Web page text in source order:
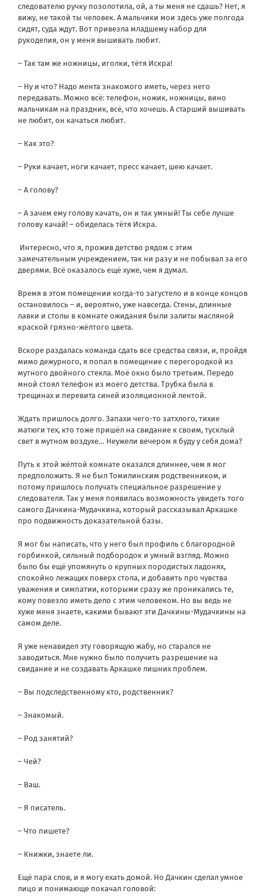
следователю ручку позолотила, ой, а ты меня не сдашь? Нет, я
вижу, не такой ты человек. А мальчики мои здесь уже полгода
сидят, суда ждут. Вот привезла младшему набор для
рукоделия, он у меня вышивать любит.
– Так там же ножницы, иголки, тётя Искра!
– Ну и что? Надо мента знакомого иметь, через него
передавать. Можно всё: телефон, ножик, ножницы, вино
мальчикам на праздник, всё, что хочешь. А старший вышивать
не любит, он качаться любит.
– Как это?
– Руки качает, ноги качает, пресс качает, шею качает.
– А голову?
– А зачем ему голову качать, он и так умный! Ты себе лучше
голову качай! – обиделась тётя Искра.
Интересно, что я, прожив детство рядом с этим
замечательным учреждением, так ни разу и не побывал за его
дверями. Всё оказалось ещё хуже, чем я думал.
Время в этом помещении когда-то загустело и в конце концов
остановилось – и, вероятно, уже навсегда. Стены, длинные
лавки и столы в комнате ожидания были залиты масляной
краской грязно-жёлтого цвета.
Вскоре раздалась команда сдать все средства связи, и, пройдя
мимо дежурного, я попал в помещение с перегородкой из
мутного двойного стекла. Моё окно было третьим. Передо
мной стоял телефон из моего детства. Трубка была в
трещинах и перевита синей изоляционной лентой.
Ждать пришлось долго. Запахи чего-то затхлого, тихие
матюги тех, кто тоже пришёл на свидание к своим, тусклый
свет в мутном воздухе… Неужели вечером я буду у себя дома?
Путь к этой жёлтой комнате оказался длиннее, чем я мог
предположить. Я не был Томилинским родственником, и
потому пришлось получать специальное разрешение у
следователя. Так у меня появилась возможность увидеть того
самого Дачкина-Мудачкина, который рассказывал Аркашке
про подвижность доказательной базы.
Я мог бы написать, что у него был профиль с благородной
горбинкой, сильный подбородок и умный взгляд. Можно
было бы ещё упомянуть о крупных породистых ладонях,
спокойно лежащих поверх стола, и добавить про чувства
уважения и симпатии, которыми сразу же проникались те,
кому повезло иметь дело с этим человеком. Но вы ведь не
хуже меня знаете, какими бывают эти Дачкины-Мудачкины на
самом деле.
Я уже ненавидел эту говорящую жабу, но старался не
заводиться. Мне нужно было получить разрешение на
свидание и не создавать Аркашке лишних проблем.
– Вы подследственному кто, родственник?
– Знакомый.
– Род занятий?
– Чей?
– Ваш.
– Я писатель.
– Что пишете?
– Книжки, знаете ли.
Ещё пара слов, и я могу ехать домой. Но Дачкин сделал умное
лицо и понимающе покачал головой: